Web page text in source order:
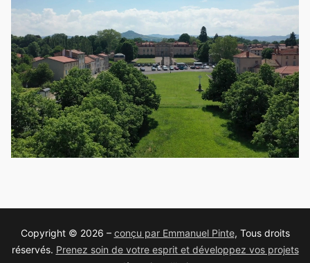
Copyright © 2026 – conçu par Emmanuel Pinte, Tous droits
réservés. Prenez soin de votre esprit et développez vos projets